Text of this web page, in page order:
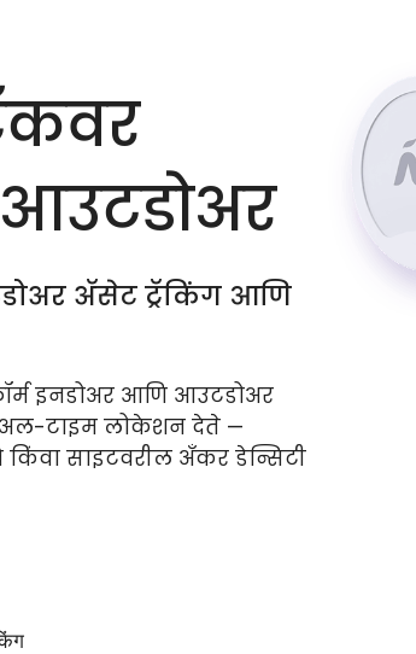
अ‍ॅसेट ट्रॅकिंग आणि
इनडोअर आणि आउटडोअर
टाइम लोकेशन देते —
किंवा साइटवरील अँकर डेन्सिटी